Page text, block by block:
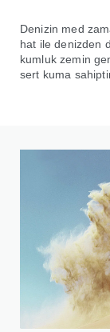
Denizin med
hat ile denizden
kumluk zemin
sert kuma